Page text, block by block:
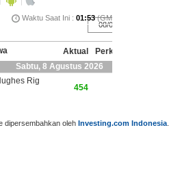
dipersembahkan oleh Investing.com Indonesia